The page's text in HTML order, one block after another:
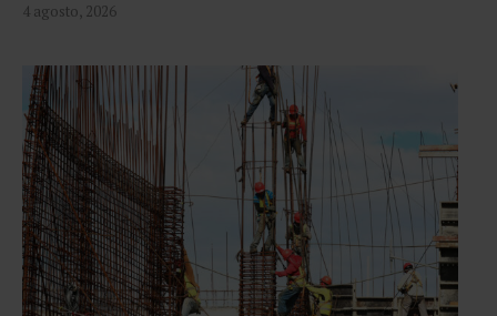
4 agosto, 2026